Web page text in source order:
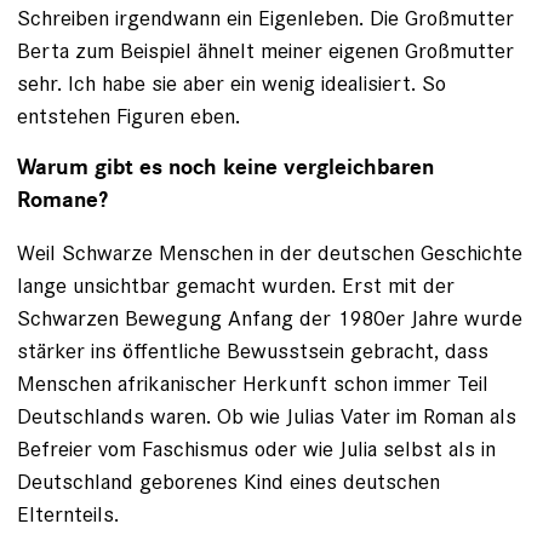
Schreiben irgendwann ein Eigenleben. Die Großmutter
Berta zum Beispiel ähnelt meiner eigenen Großmutter
sehr. Ich habe sie aber ein wenig idealisiert. So
entstehen Figuren eben.
Warum gibt es noch keine vergleichbaren
Romane?
Weil Schwarze Menschen in der deutschen Geschichte
lange unsichtbar gemacht wurden. Erst mit der
Schwarzen Bewegung Anfang der 1980er Jahre wurde
stärker ins öffentliche Bewusstsein gebracht, dass
Menschen afrikanischer Herkunft schon immer Teil
Deutschlands waren. Ob wie Julias Vater im Roman als
Befreier vom Faschismus oder wie Julia selbst als in
Deutschland geborenes Kind eines deutschen
Elternteils.